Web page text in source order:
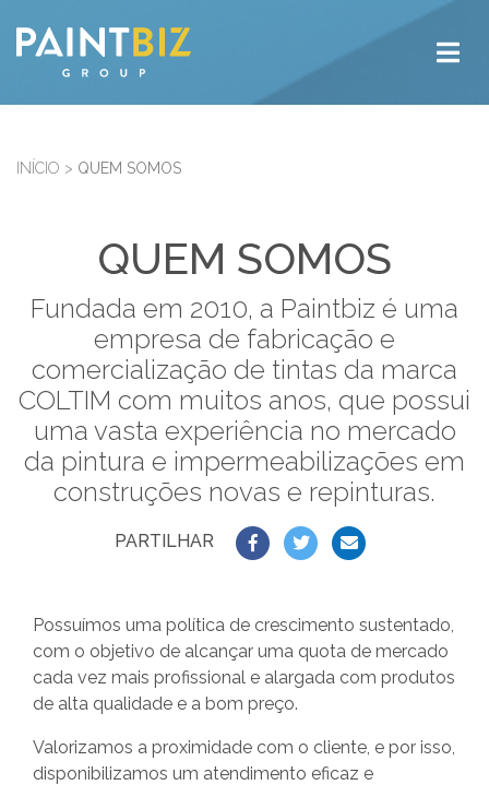
INÍCIO > QUEM SOMOS
QUEM SOMOS
Fundada em 2010, a Paintbiz é uma
empresa de fabricação e
comercialização de tintas da marca
COLTIM com muitos anos, que possui
uma vasta experiência no mercado
da pintura e impermeabilizações em
construções novas e repinturas.
PARTILHAR
Possuímos uma política de crescimento sustentado,
com o objetivo de alcançar uma quota de mercado
cada vez mais profissional e alargada com produtos
de alta qualidade e a bom preço.
Valorizamos a proximidade com o cliente, e por isso,
disponibilizamos um atendimento eficaz e